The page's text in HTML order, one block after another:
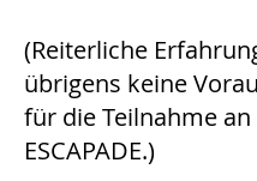
(Reiterliche
übrigens keine
für die Teilnahme
ESCAPADE.)